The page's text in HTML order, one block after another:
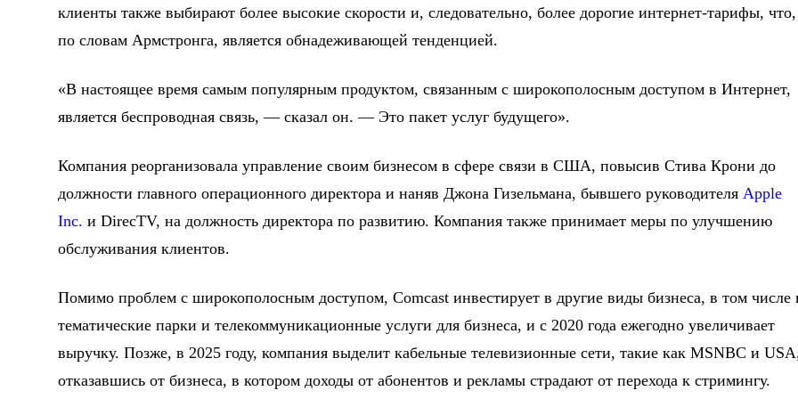
клиенты также выбирают более высокие скорости и, следовательно, более дорогие интернет-тарифы, что,
по словам Армстронга, является обнадеживающей тенденцией.
«В настоящее время самым популярным продуктом, связанным с широкополосным доступом в Интернет,
является беспроводная связь, — сказал он. — Это пакет услуг будущего».
Компания реорганизовала управление своим бизнесом в сфере связи в США, повысив Стива Крони до
должности главного операционного директора и наняв Джона Гизельмана, бывшего руководителя Apple
Inc. и DirecTV, на должность директора по развитию. Компания также принимает меры по улучшению
обслуживания клиентов.
Помимо проблем с широкополосным доступом, Comcast инвестирует в другие виды бизнеса, в том числе
тематические парки и телекоммуникационные услуги для бизнеса, и с 2020 года ежегодно увеличивает
выручку. Позже, в 2025 году, компания выделит кабельные телевизионные сети, такие как MSNBC и
отказавшись от бизнеса, в котором доходы от абонентов и рекламы страдают от перехода к стримингу.